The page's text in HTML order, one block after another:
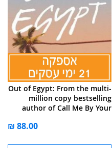
Out of Egypt: From the multi-
million copy bestselling
author of Call Me By Your